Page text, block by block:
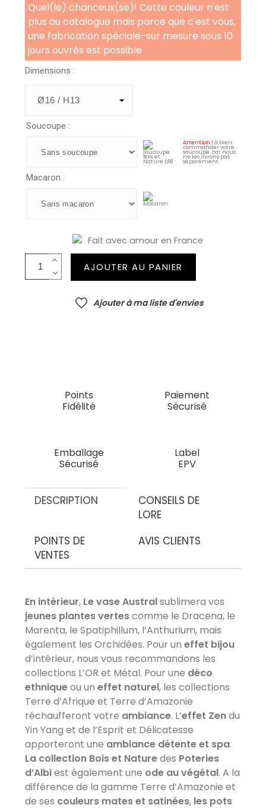
Quel(le) chanceux(se)! Cette couleur n'est
plus au catalogue mais parce que c'est vous,
une fabrication spéciale-sur mesure sous 10
jours ouvrés est possible
Dimensions :
Soucoupe :
Attention !à bien
commander votre
soucoupe, car nous
ne les livrons pas
séparément.
Macaron :
Fait avec amour en France
AJOUTER AU PANIER
Ajouter à ma liste d'envies
Points
Fidélité
Paiement
Sécurisé
Emballage
Sécurisé
Label
EPV
DESCRIPTION
CONSEILS DE
LORE
POINTS DE
VENTES
AVIS CLIENTS
En intérieur, Le vase Australsublimera vos
jeunes plantes vertescomme le Dracena, le
Marenta, le Spatiphillum, l’Anthurium, mais
également les Orchidées. Pour uneffet bijou
d’intérieur, nous vous recommandons les
collections L’OR et Métal. Pour une déco
ethniqueou uneffet naturel, les collections
Terre d’Afrique et Terre d’Amazonie
réchaufferont votre ambiance. L’effet Zendu
Yin Yang et de l’Esprit et Délicatesse
apporteront une ambiance détente et spa.
La collection Bois et Naturedes Poteries
d’Albiest également une ode au végétal. A la
différence de la gamme Terre d’Amazonie et
de ses couleurs mates et satinées, les pots
AVIS À PROPOS DU PRODUIT
VOIR L'ATTESTATION
Avis soumis à un contrôle
9.6/10
Basé sur 4 avis
Farida S.
Publié le 08/04/2023 à 18:49 (Date de commande : 24/03/2023)
Très beau, il rend très bien sur mon monstera
delicious.
Philippe B.
Publié le 14/01/2023 à 18:34(Date de commande : 02/01/2023)